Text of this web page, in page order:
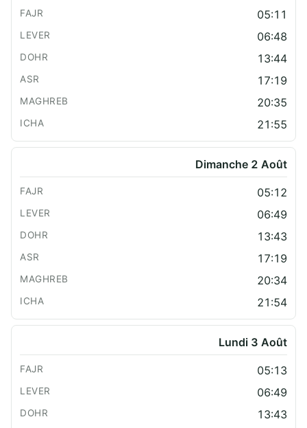
05:11
06:48
13:44
17:19
20:35
21:55
Dimanche 2 Août
05:12
06:49
13:43
17:19
20:34
21:54
Lundi 3 Août
05:13
06:49
13:43